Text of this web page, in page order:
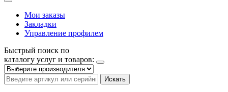
Мои заказы
Закладки
Управление профилем
Быстрый поиск по
каталогу услуг и товаров:
Искать